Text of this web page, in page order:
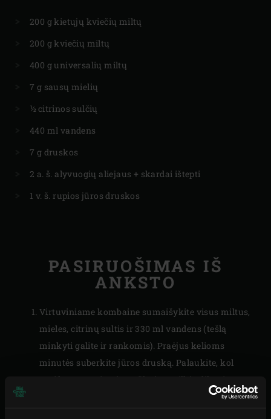
200 g kietųjų kviečių miltų
200 g kviečių miltų
400 g universalių miltų
7 g sausų mielių
½ citrinos sulčių
440 ml vandens
7 g druskos
2 a. š. alyvuogių aliejaus + skardai ištepti
1 v. š. rupios jūros druskos
PASIRUOŠIMAS IŠ
ANKSTO
Virtuviniame kombaine sumaišykite visus miltus,
mieles, citrinų sultis ir 330 ml vandens (tešlą
minkyti galite ir rankomis). Praėjus kelioms
minutės suberkite jūros druską. Palaukite, kol
susiformuos vientisa tešla, ir supilkite likusį
vandenį. Kai vanduo susigers, supilkite alyvuogių